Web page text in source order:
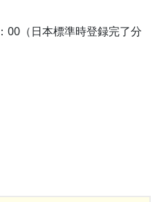
（日本標準時登録完了分